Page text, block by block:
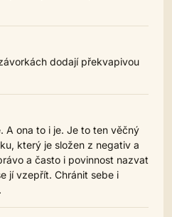
dodají překvapivou
A ona to i je. Je to ten věčný
který je složen z negativ a
a často i povinnost nazvat
jí vzepřít. Chránit sebe i